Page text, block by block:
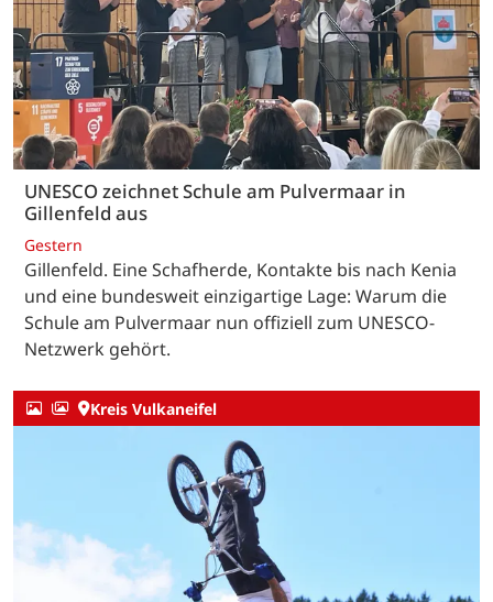
UNESCO zeichnet Schule am Pulvermaar in
Gillenfeld aus
Gestern
Gillenfeld. Eine Schafherde, Kontakte bis nach Kenia
und eine bundesweit einzigartige Lage: Warum die
Schule am Pulvermaar nun offiziell zum UNESCO-
Netzwerk gehört.
Kreis Vulkaneifel